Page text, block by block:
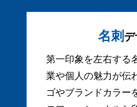
名刺
第一印象を左右する
業や個人の魅力が伝
ゴやブランドカラー